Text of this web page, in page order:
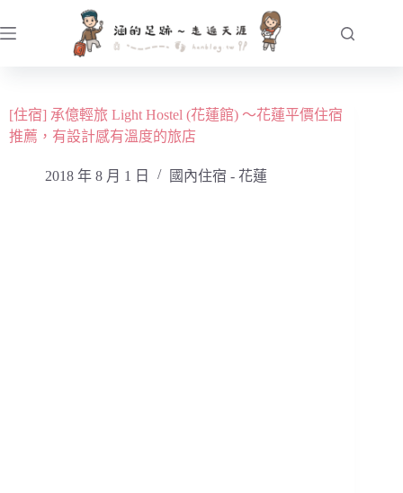
至
容[住宿] 承億輕旅 Light Hostel (花蓮館) ～花蓮平價住宿
推薦，有設計感有溫度的旅店
2018 年 8 月 1 日 國內住宿 - 花蓮